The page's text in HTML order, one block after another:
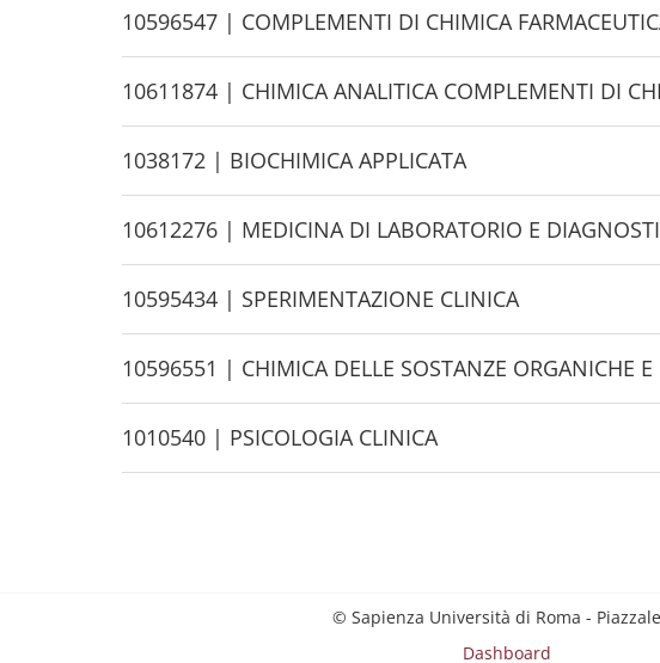
d
e
H
i
d
e
10596547 | COMPLEMENTI DI CHIMICA
H
i
d
e
10611874 | CHIMICA ANALITICA COMPLEMENTI DI
H
i
d
e
1038172 | BIOCHIMICA APPLICATA
H
i
d
e
10612276 | MEDICINA DI LABORATORIO E
H
i
d
e
10595434 | SPERIMENTAZIONE CLINICA
H
i
d
e
10596551 | CHIMICA DELLE SOSTANZE ORGANICHE E
H
i
1010540 | PSICOLOGIA CLINICA
© Sapienza Università di Roma -
Dashboard